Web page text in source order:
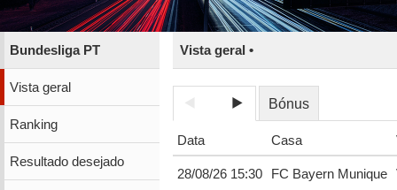
Bundesliga PT
Vista geral
Ranking
Resultado desejado
Vista geral •
Bónus
Data Casa
28/08/26 15:30 FC Bayern Munique